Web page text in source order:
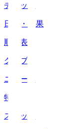
チケット
日程・結果
順位表
クラブ
ニュース
特集
スタッツ